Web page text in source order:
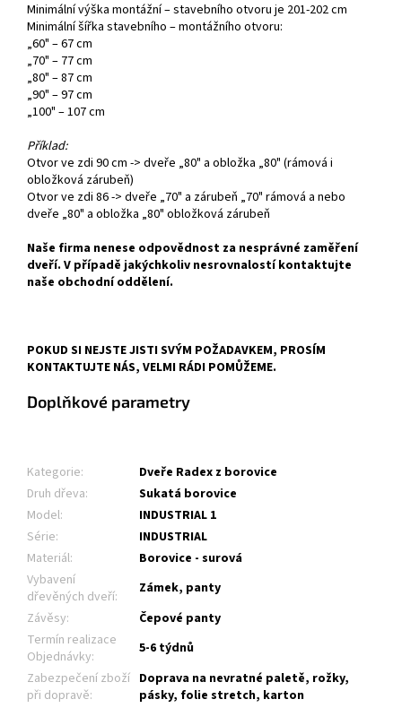
Minimální výška montážní – stavebního otvoru je 201-202 cm
Minimální šířka stavebního – montážního otvoru:
„60" – 67 cm
„70" – 77 cm
„80" – 87 cm
„90" – 97 cm
„100" – 107 cm
Příklad:
Otvor ve zdi 90 cm -> dveře „80" a obložka „80" (rámová i
obložková zárubeň)
Otvor ve zdi 86 -> dveře „70" a zárubeň „70" rámová a nebo
dveře „80" a obložka „80" obložková zárubeň
Naše firma nenese odpovědnost za nesprávné zaměření
dveří. V případě jakýchkoliv nesrovnalostí kontaktujte
naše obchodní oddělení.
POKUD SI NEJSTE JISTI SVÝM POŽADAVKEM, PROSÍM
KONTAKTUJTE NÁS, VELMI RÁDI POMŮŽEME.
Doplňkové parametry
Kategorie:
Dveře Radex z borovice
Druh dřeva:
Sukatá borovice
Model:
INDUSTRIAL 1
Série:
INDUSTRIAL
Materiál:
Borovice - surová
Vybavení
dřevěných dveří:
Zámek, panty
Závěsy:
Čepové panty
Termín realizace
Objednávky:
5-6 týdnů
Zabezpečení zboží
při dopravě:
Doprava na nevratné paletě, rožky,
pásky, folie stretch, karton